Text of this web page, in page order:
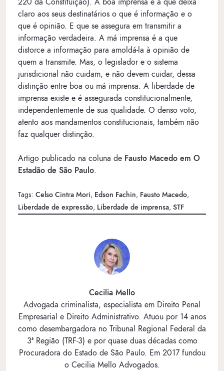
claro aos seus destinatários o que é informação e o
que é opinião. E que se assegura em transmitir a
informação verdadeira. A má imprensa é a que
distorce a informação para amoldá-la à opinião de
quem a transmite. Mas, o legislador e o sistema
jurisdicional não cuidam, e não devem cuidar, dessa
distinção entre boa ou má imprensa. A liberdade de
imprensa existe e é assegurada constitucionalmente,
independentemente de sua qualidade. O denso voto,
atento aos mandamentos constitucionais, também não
faz qualquer distinção.
Artigo publicado na coluna de Fausto Macedo em O
Estadão de São Paulo.
Tags: Celso Cintra Mori, Edson Fachin, Fausto Macedo,
Liberdade de expressão, Liberdade de imprensa, STF
Cecilia Mello
Advogada criminalista, especialista em Direito Penal
Empresarial e Direito Administrativo. Atuou por 14 anos
como desembargadora no Tribunal Regional Federal da
3ª Região (TRF-3) e por quase duas décadas como
Procuradora do Estado de São Paulo. Em 2017 fundou
o Cecilia Mello Advogados.